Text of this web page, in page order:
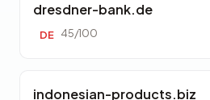
dresdner-bank.de
DE 45/100
indonesian-products.biz